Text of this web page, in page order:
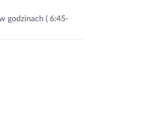
godzinach ( 6:45-